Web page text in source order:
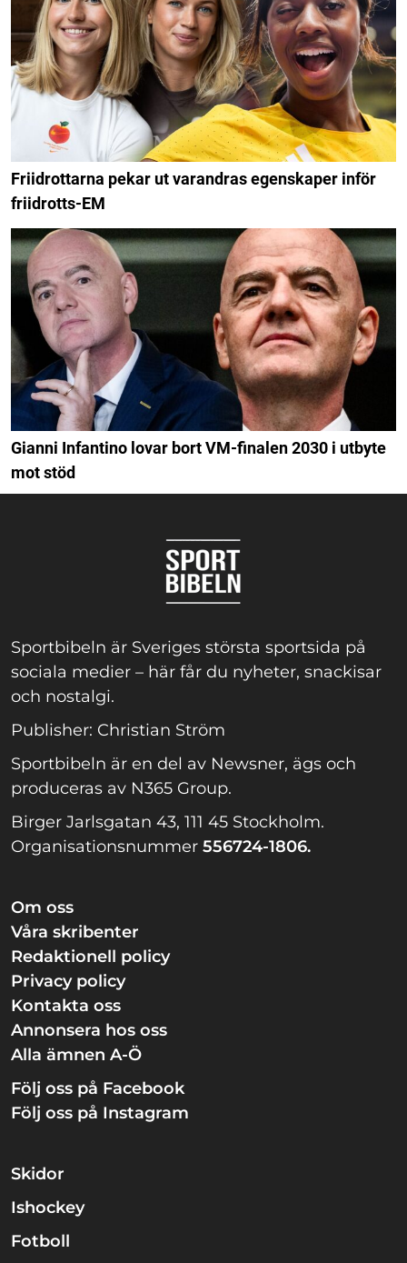
Friidrottarna pekar ut varandras egenskaper inför
friidrotts-EM
Gianni Infantino lovar bort VM-finalen 2030 i utbyte
mot stöd
Sportbibeln är Sveriges största sportsida på
sociala medier – här får du nyheter, snackisar
och nostalgi.
Publisher: Christian Ström
Sportbibeln är en del av Newsner, ägs och
produceras av N365 Group.
Birger Jarlsgatan 43, 111 45 Stockholm.
Organisationsnummer 556724-1806.
Om oss
Våra skribenter
Redaktionell policy
Privacy policy
Kontakta oss
Annonsera hos oss
Alla ämnen A-Ö
Följ oss på Facebook
Följ oss på Instagram
Skidor
Ishockey
Fotboll